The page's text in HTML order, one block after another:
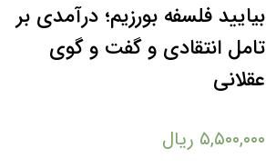
بیایید فلسفه بورزیم؛ درآمدی بر
تامل انتقادی و گفت و گوی
عقلانی
۵,۵۰۰,۰۰۰ ریال